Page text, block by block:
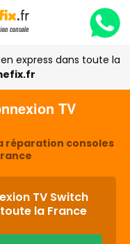
express dans toute la
TV
réparation consoles
TV Switch
la France